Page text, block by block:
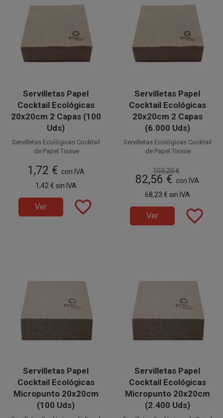
Servilletas Papel
Cocktail Ecológicas
20x20cm 2 Capas (100
Uds)
Servilletas Ecológicas Cocktail
de Papel Tissue
20 x 20 cm, suaves y
Catering, Bares, Fiestas,
Restaurantes, etc.
paquetes de 100 unidades.
1,72 € con IVA
1,42 € sin IVA
Ver favorite_border
Servilletas Papel
Cocktail Ecológicas
20x20cm 2 Capas
(6.000 Uds)
Servilletas Ecológicas Cocktail
de Papel Tissue
20 x 20 cm, suaves y
resistentes. Perfectas para
Restaurantes, etc.
Disponible a la venta en cajas
en 60 paquetes de 100
unidades.
103,20 €
82,56 € con IVA
68,23 € sin IVA
Ver favorite_border
Servilletas Papel
Cocktail Ecológicas
Micropunto 20x20cm
(100 Uds)
Servilletas Papel
Cocktail Ecológicas
Micropunto 20x20cm
(2.400 Uds)